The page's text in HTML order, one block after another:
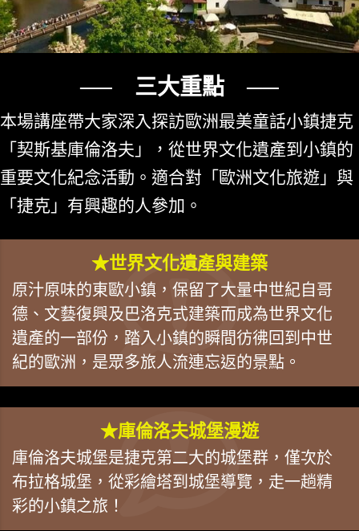
── 三大重點 ──
本場講座帶大家深入探訪歐洲最美童話小鎮捷克
「契斯基庫倫洛夫」，從世界文化遺產到小鎮的
重要文化紀念活動。適合對「歐洲文化旅遊」與
「捷克」有興趣的人參加。
★世界文化遺產與建築
原汁原味的東歐小鎮，保留了大量中世紀自哥
德、文藝復興及巴洛克式建築而成為世界文化
遺產的一部份，踏入小鎮的瞬間彷彿回到中世
紀的歐洲，是眾多旅人流連忘返的景點。
★庫倫洛夫城堡漫遊
庫倫洛夫城堡是捷克第二大的城堡群，僅次於
布拉格城堡，從彩繪塔到城堡導覽，走一趟精
彩的小鎮之旅！